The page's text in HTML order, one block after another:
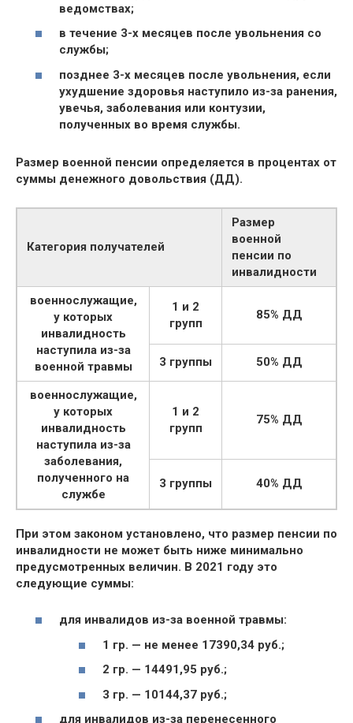
ведомствах;
в течение 3-х месяцев после увольнения со
службы;
позднее 3-х месяцев после увольнения, если
ухудшение здоровья наступило из-за ранения,
увечья, заболевания или контузии,
полученных во время службы.
Размер военной пенсии определяется в процентах от
суммы денежного довольствия (ДД).
Категория получателей
Размер
военной
пенсии по
инвалидности
военнослужащие,
у которых
инвалидность
наступила из-за
военной травмы
1 и 2
групп
85% ДД
3 группы 50% ДД
военнослужащие,
у которых
инвалидность
наступила из-за
заболевания,
полученного на
службе
1 и 2
групп
75% ДД
3 группы 40% ДД
При этом законом установлено, что размер пенсии по
инвалидности не может быть ниже минимально
предусмотренных величин. В 2021 году это
следующие суммы:
для инвалидов из-за военной травмы:
1 гр. — не менее 17390,34 руб.;
2 гр. — 14491,95 руб.;
3 гр. — 10144,37 руб.;
для инвалидов из-за перенесенного